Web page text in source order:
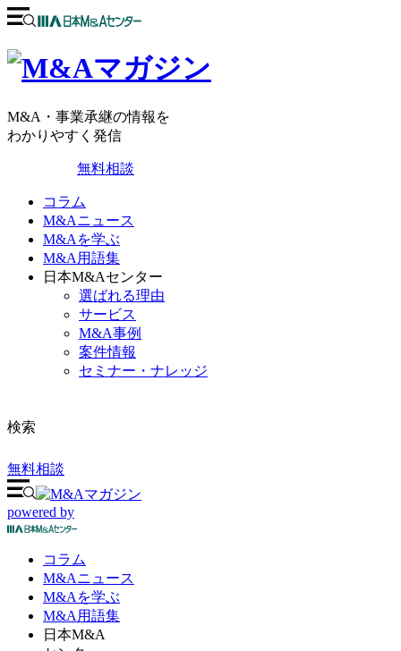
M&A・事業承継の情報を
わかりやすく発信
無料相談
コラム
M&Aニュース
M&Aを学ぶ
M&A用語集
日本M&Aセンター
選ばれる理由
サービス
M&A事例
案件情報
セミナー・ナレッジ
検索
無料相談
powered by
コラム
M&Aニュース
M&Aを学ぶ
M&A 用語集
日本M&A